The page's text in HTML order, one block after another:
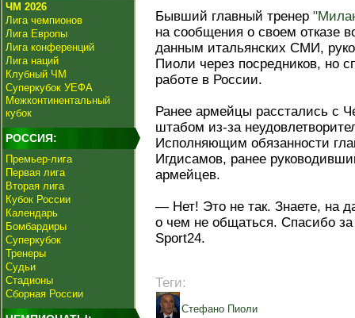
ЧМ 2026
Лига чемпионов
Лига Европы
Лига конференций
Лига наций
Клубный ЧМ
Суперкубок УЕФА
Межконтинентальный
кубок
РОССИЯ:
Премьер-лига
Первая лига
Вторая лига
Кубок России
Календарь
Бомбардиры
Суперкубок
Тренеры
Судьи
Стадионы
Сборная России
Бывший главный тренер
на сообщения о своем отказе
данным итальянских СМИ,
Пиоли через посредников, но
работе в России.
Ранее армейцы расстались с
штабом из-за
Исполняющим обязанности
Игдисамов, ранее
армейцев.
— Нет! Это не так. Знаете, на
о чем не общаться. Спасибо
Sport24.
Теги:
Стефано Пиоли